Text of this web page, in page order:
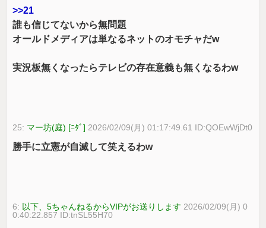
>>21
誰も信じてないから無問題
オールドメディアは単なるネットのオモチャだw
実況板無くなったらテレビの存在意義も無くなるわw
25: マー坊(庭) [ﾆﾀﾞ] 2026/02/09(月) 01:17:49.61 ID:QOEwWjDt0
勝手に立憲が自滅して笑えるわw
6: 以下、5ちゃんねるからVIPがお送りします 2026/02/09(月) 0
0:40:22.857 ID:tnSL55H70